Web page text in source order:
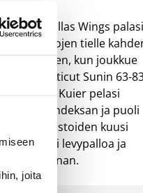
joita
Dallas Wings palasi
voittojen tielle
jälkeen, kun joukkue
Connecticut Sunin 63-
48). Awak Kuier pelasi
kahdeksan ja puoli
tilastoiden kuusi
kaksi levypalloa ja
torjunnan.